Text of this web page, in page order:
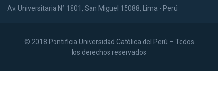
Av. Universitaria N° 1801, San Miguel 15088, Lima - Perú
© 2018 Pontificia Universidad Católica del Perú – Todos
los derechos reservados